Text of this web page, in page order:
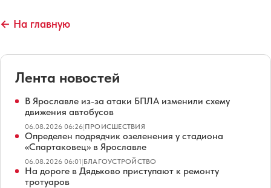
← На главную
Лента новостей
В Ярославле из-за атаки БПЛА изменили схему
движения автобусов
06.08.2026 06:26|ПРОИСШЕСТВИЯ
Определен подрядчик озеленения у стадиона
«Спартаковец» в Ярославле
06.08.2026 06:01|БЛАГОУСТРОЙСТВО
На дороге в Дядьково приступают к ремонту
тротуаров